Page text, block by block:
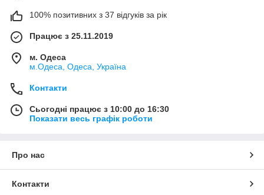
100% позитивних з 37 відгуків за рік
Працює з 25.11.2019
м. Одеса
м.Одеса, Одеса, Україна
Контакти
Сьогодні працює з 10:00 до 16:30
Показати весь графік роботи
Про нас
Контакти